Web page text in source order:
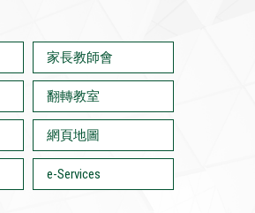
家長教師會
翻轉教室
網頁地圖
e-Services